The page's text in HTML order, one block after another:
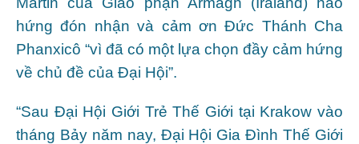
hứng đón nhận và cảm ơn Đức Thánh Cha
Phanxicô “vì đã có một lựa chọn đầy cảm hứng
về chủ đề của Đại Hội”.
“Sau Đại Hội Giới Trẻ Thế Giới tại Krakow vào
tháng Bảy năm nay, Đại Hội Gia Đình Thế Giới